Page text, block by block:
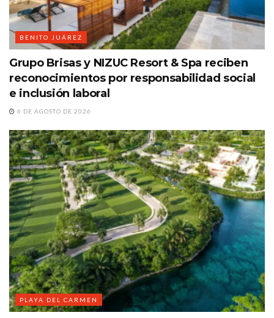
BENITO JUÁREZ
Grupo Brisas y NIZUC Resort & Spa reciben
reconocimientos por responsabilidad social
e inclusión laboral
6 DE AGOSTO DE 2026
PLAYA DEL CARMEN